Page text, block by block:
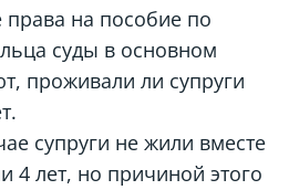
на пособие по
суды в основном
проживали ли супруги
супруги не жили вместе
4 лет, но причиной этого